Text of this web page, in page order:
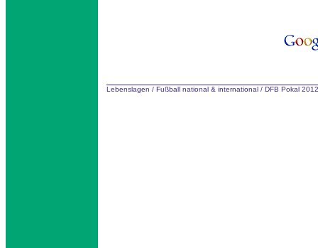
Lebenslagen / Fußball national & international / DFB Pokal